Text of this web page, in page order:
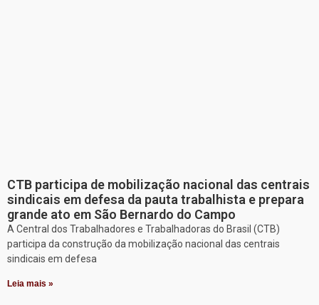
CTB participa de mobilização nacional das centrais
sindicais em defesa da pauta trabalhista e prepara
grande ato em São Bernardo do Campo
A Central dos Trabalhadores e Trabalhadoras do Brasil (CTB)
participa da construção da mobilização nacional das centrais
sindicais em defesa
Leia mais »